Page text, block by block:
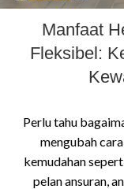
Manfaat
Fleksibel:
Perlu tahu
mengubah
kemudahan
pelan ansuran,